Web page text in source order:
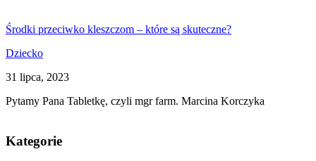
Środki przeciwko kleszczom – które są skuteczne?
Dziecko
31 lipca, 2023
Pytamy Pana Tabletkę, czyli mgr farm. Marcina Korczyka
Kategorie